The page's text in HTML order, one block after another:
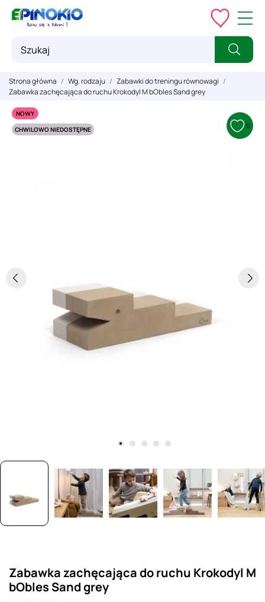
Strona główna Wg. rodzaju
Zabawki do treningu równowagi
Zabawka zachęcająca do ruchu Krokodyl M bObles Sand grey
NOWY
CHWILOWO NIEDOSTĘPNE
0
Zabawka zachęcająca do ruchu Krokodyl M
bObles Sand grey